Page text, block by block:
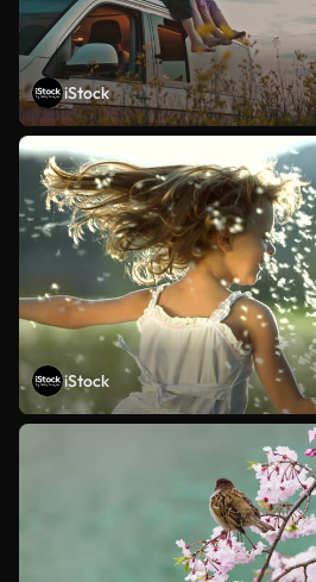
iStock
iStock